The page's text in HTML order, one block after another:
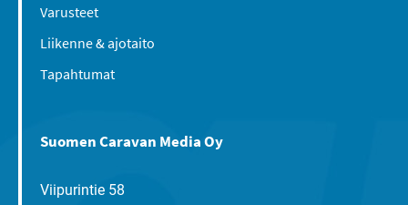
Varusteet
Liikenne & ajotaito
Tapahtumat
Suomen Caravan Media Oy
Viipurintie 58